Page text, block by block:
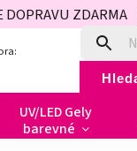
DOPRAVU
UV/LED Gely
barevné